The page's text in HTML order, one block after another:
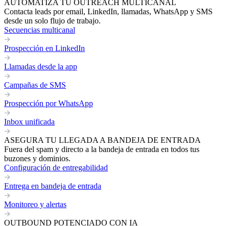
AUTOMATIZA TU OUTREACH MULTICANAL
Contacta leads por email, LinkedIn, llamadas, WhatsApp y SMS
desde un solo flujo de trabajo.
Secuencias multicanal
Prospección en LinkedIn
Llamadas desde la app
Campañas de SMS
Prospección por WhatsApp
Inbox unificada
ASEGURA TU LLEGADA A BANDEJA DE ENTRADA
Fuera del spam y directo a la bandeja de entrada en todos tus
buzones y dominios.
Configuración de entregabilidad
Entrega en bandeja de entrada
Monitoreo y alertas
OUTBOUND POTENCIADO CON IA